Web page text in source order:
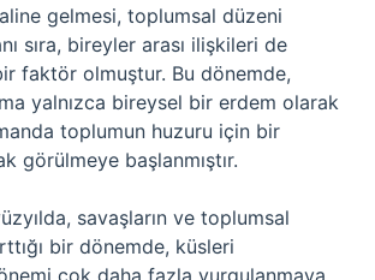
gelmesi, toplumsal düzeni
sıra, bireyler arası ilişkileri de
faktör olmuştur. Bu dönemde,
yalnızca bireysel bir erdem olarak
toplumun huzuru için bir
görülmeye başlanmıştır.
savaşların ve toplumsal
bir dönemde, küsleri
önemi çok daha fazla vurgulanmaya